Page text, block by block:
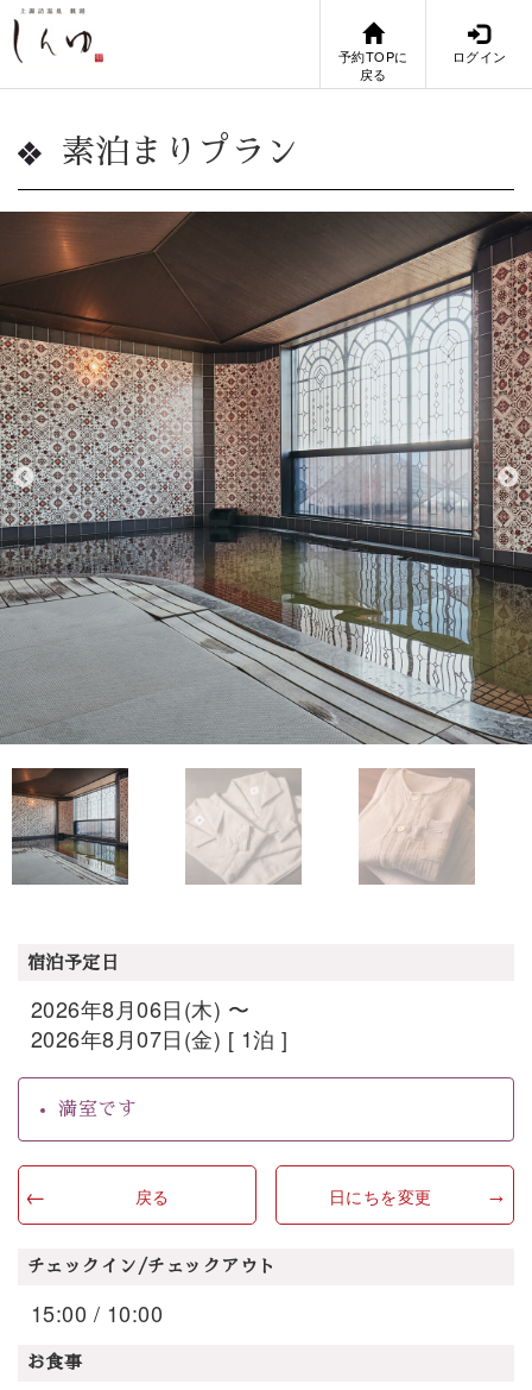
予約TOPに
戻る
ログイン
素泊まりプラン
宿泊予定日
2026年8月06日(木) 〜
2026年8月07日(金) [ 1泊 ]
満室です
戻る 日にちを変更
チェックイン/チェックアウト
15:00 / 10:00
お食事